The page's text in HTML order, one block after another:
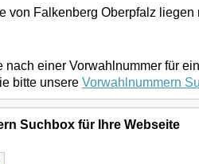
von Falkenberg Oberpfalz liegen
nach einer Vorwahlnummer für
bitte unsere Vorwahlnummern
Suchbox für Ihre Webseite